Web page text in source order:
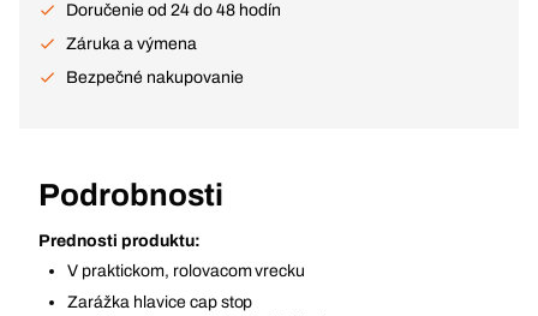
Doručenie od 24 do 48 hodín
Záruka a výmena
Bezpečné nakupovanie
Podrobnosti
Prednosti produktu:
V praktickom, rolovacom vrecku
Zarážka hlavice cap stop